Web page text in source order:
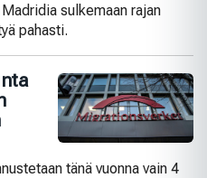
sulkemaan rajan
pahasti.
tänä vuonna vain 4